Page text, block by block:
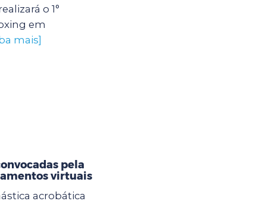
o 1°
em
mais]
pela
virtuais
acrobática